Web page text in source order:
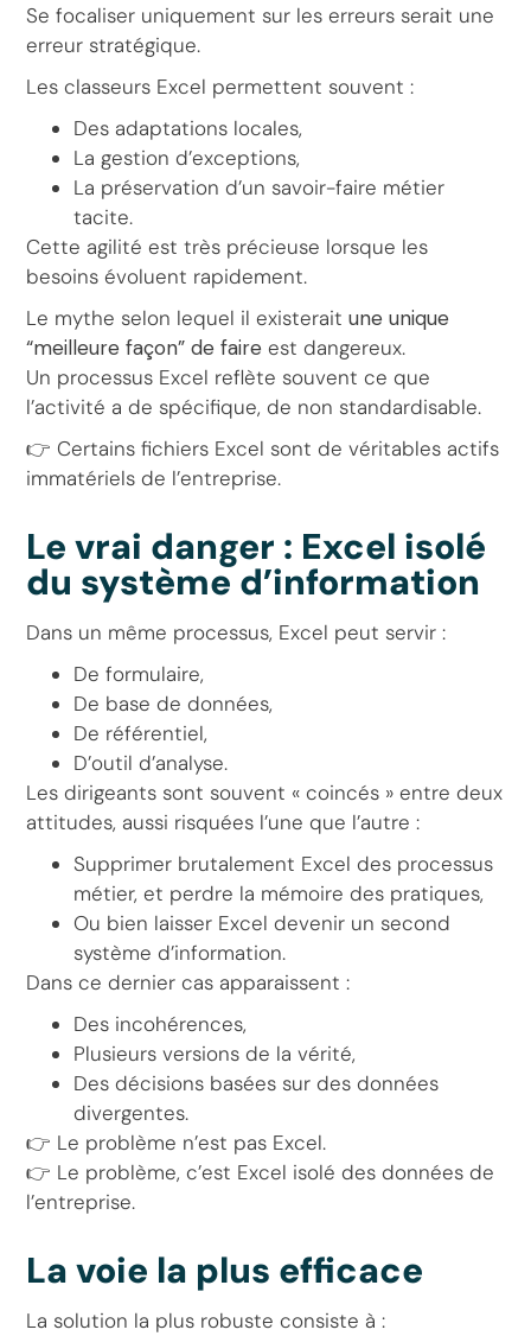
Se focaliser uniquement sur les erreurs serait une
erreur stratégique.
Les classeurs Excel permettent souvent :
Des adaptations locales,
La gestion d’exceptions,
La préservation d’un savoir-faire métier
tacite.
Cette agilité est très précieuse lorsque les
besoins évoluent rapidement.
Le mythe selon lequel il existeraitune unique
“meilleure façon” de faire est dangereux.
Un processus Excel reflète souvent ce que
l’activité a de spécifique, de non standardisable.
👉 Certains fichiers Excel sont de véritables actifs
immatériels de l’entreprise.
Le vrai danger : Excel isolé
du système d’information
Dans un même processus, Excel peut servir :
De formulaire,
De base de données,
De référentiel,
D’outil d’analyse.
Les dirigeants sont souvent « coincés » entre deux
attitudes, aussi risquées l’une que l’autre :
Supprimer brutalement Excel des processus
métier, et perdre la mémoire des pratiques,
Ou bien laisser Excel devenir un second
système d’information.
Dans ce dernier cas apparaissent :
Des incohérences,
Plusieurs versions de la vérité,
Des décisions basées sur des données
divergentes.
👉 Le problème n’est pas Excel.
👉 Le problème, c’est Excel isolé des données de
l’entreprise.
La voie la plus efficace
La solution la plus robuste consiste à :